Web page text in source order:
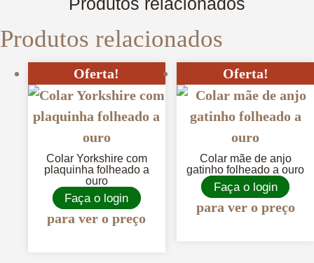
Produtos relacionados
Oferta!
Colar Yorkshire com
plaquinha folheado a
ouro
Faça o login
para ver o preço
Oferta!
Colar mãe de anjo
gatinho folheado a ouro
Faça o login
para ver o preço